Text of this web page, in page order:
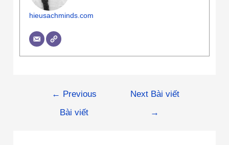
hieusachminds.com
← Previous
Bài viết
Next Bài viết
→